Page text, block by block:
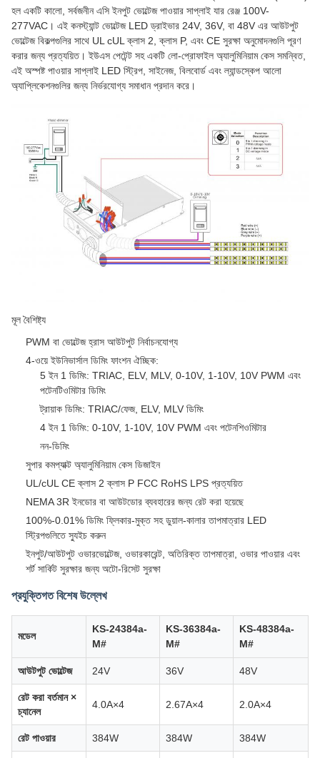
হল একটি কালো, সর্বজনীন এসি ইনপুট ভোল্টেজ পাওয়ার সাপ্লাই যার রেঞ্জ 100V-
277VAC। এই কনস্ট্যান্ট ভোল্টেজ LED ড্রাইভার 24V, 36V, বা 48V এর আউটপুট
ভোল্টেজ বিকল্পগুলির সাথে UL cUL ক্লাস 2, ক্লাস P, এবং CE সুরক্ষা অনুমোদনগুলি পূরণ
করার জন্য প্রত্যয়িত। ইউএস পেটেন্ট সহ একটি লো-প্রোফাইল অ্যালুমিনিয়াম কেস সমন্বিত,
এই অস্পষ্ট পাওয়ার সাপ্লাই LED স্ট্রিপ, সাইনেজ, বিলবোর্ড এবং ল্যান্ডস্কেপ আলো
অ্যাপ্লিকেশনগুলির জন্য নির্ভরযোগ্য সমাধান প্রদান করে।
মূল বৈশিষ্ট্য
PWM বা ভোল্টেজ হ্রাস আউটপুট নির্বাচনযোগ্য
4-ওয়ে ইউনিভার্সাল ডিমিং ফাংশন ঐচ্ছিক:
5 ইন 1 ডিমিং: TRIAC, ELV, MLV, 0-10V, 1-10V, 10V PWM এবং
পটেনটিওমিটার ডিমিং
ট্রায়াক ডিমিং: TRIAC/ফেজ, ELV, MLV ডিমিং
4 ইন 1 ডিমিং: 0-10V, 1-10V, 10V PWM এবং পটেনশিওমিটার
নন-ডিমিং
সুপার কমপ্যাক্ট অ্যালুমিনিয়াম কেস ডিজাইন
UL/cUL CE ক্লাস 2 ক্লাস P FCC RoHS LPS প্রত্যয়িত
NEMA 3R ইনডোর বা আউটডোর ব্যবহারের জন্য রেট করা হয়েছে
100%-0.01% ডিমিং ফ্লিকার-মুক্ত সহ ডুয়াল-কালার তাপমাত্রার LED
স্ট্রিপগুলিতে স্যুইচ করুন
ইনপুট/আউটপুট ওভারভোল্টেজ, ওভারকারেন্ট, অতিরিক্ত তাপমাত্রা, ওভার পাওয়ার এবং
শর্ট সার্কিট সুরক্ষার জন্য অটো-রিসেট সুরক্ষা
প্রযুক্তিগত বিশেষ উল্লেখ
মডেল
KS-24384a-
M#
KS-36384a-
M#
KS-48384a-
M#
আউটপুট ভোল্টেজ 24V 36V 48V
রেট করা বর্তমান ×
চ্যানেল
4.0A×4 2.67A×4 2.0A×4
রেট পাওয়ার 384W 384W 384W